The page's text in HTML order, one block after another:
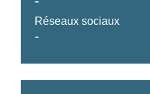
Réseaux sociaux
-